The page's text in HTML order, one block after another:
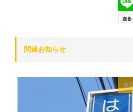
関連お知らせ
休